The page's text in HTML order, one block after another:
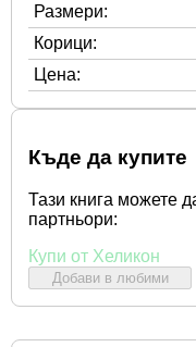
Размери:
Корици:
Цена:
Къде да купите
Тази книга можете
партньори:
Купи от Хеликон
Добави в любими